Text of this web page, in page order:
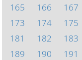
165
166 167
173
174 175
181
182 183
189
190 191